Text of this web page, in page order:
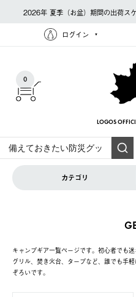
2026年 夏季（お盆）期間の出荷ス
ログイン
0
LOGOS
カテゴリ
キャンプギア一覧ページです。初心者でも
グリル、焚き火台、タープなど、誰でも手
ぞろいです。